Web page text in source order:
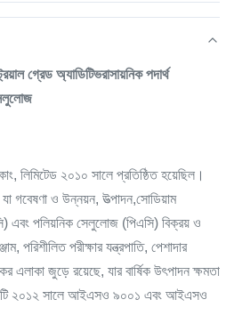
গ্রেড অ্যাডিটিভরাসায়নিক পদার্থ
লিমিটেড ২০১০ সালে প্রতিষ্ঠিত হয়েছিল।
গবেষণা ও উন্নয়ন, উত্পাদন,সোডিয়াম
এবং পলিয়নিক সেলুলোজ (পিএসি) বিক্রয় ও
পরিশীলিত পরীক্ষার যন্ত্রপাতি, পেশাদার
এলাকা জুড়ে রয়েছে, যার বার্ষিক উৎপাদন ক্ষমতা
২০১২ সালে আইএসও ৯০০১ এবং আইএসও